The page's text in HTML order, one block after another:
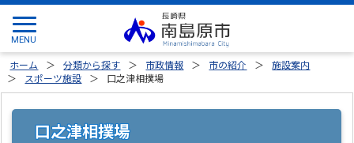
ホーム 分類から探す 市政情報 市の紹介
施設案内
スポーツ施設
口之津相撲場
口之津相撲場